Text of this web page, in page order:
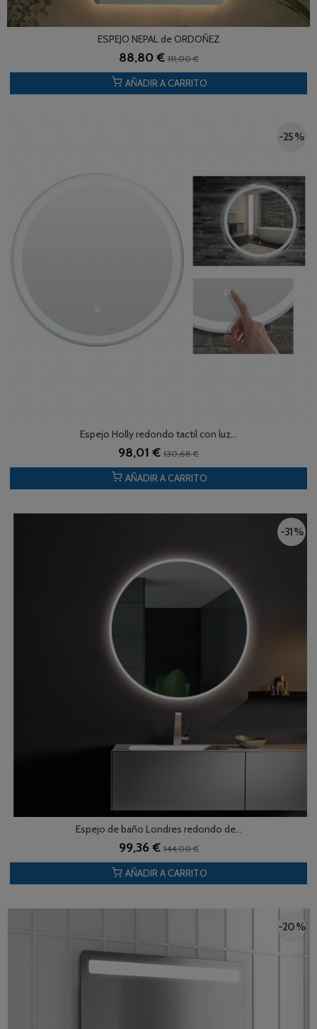
ESPEJO NEPAL de ORDOÑEZ
88,80 €111,00 €
AÑADIR A CARRITO
-25 %
Espejo Holly redondo tactil con luz...
98,01 € 130,68 €
AÑADIR A CARRITO
-31 %
Espejo de baño Londres redondo de...
99,36 €144,00 €
AÑADIR A CARRITO
-20 %